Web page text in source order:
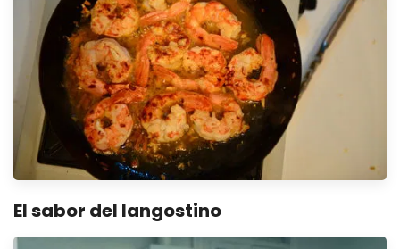
El sabor del langostino